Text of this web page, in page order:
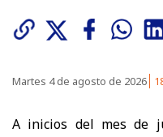
Martes 4 de agosto de 2026
A inicios del mes de